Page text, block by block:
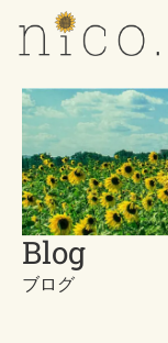
Blog
ブログ